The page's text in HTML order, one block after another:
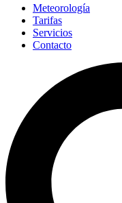
Meteorología
Tarifas
Servicios
Contacto